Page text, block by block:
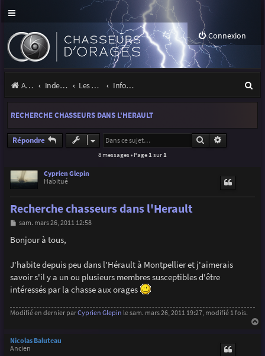
Connexion
Accueil Index du forum Les orages Infos, projets et liens utiles à la communauté
e
RECHERCHE CHASSEURS DANS L'HERAULT
Répondre Rechercher
8 messages • Page 1 sur 1
Cyprien Glepin
Habitué
Recherche chasseurs dans l'Herault
M
s
s
g
e
sam. mars 26, 2011 12:58
Bonjour à tous,
J'habite depuis peu dans l'Hérault à Montpellier et j'aimerais
savoir s'il y a un ou plusieurs membres susceptibles d'être
intéressés par la chasse aux orages
Modifié en dernier parCyprien Glepin le sam. mars 26, 2011 19:27, modifié 1 fois.
Nicolas Baluteau
Ancien